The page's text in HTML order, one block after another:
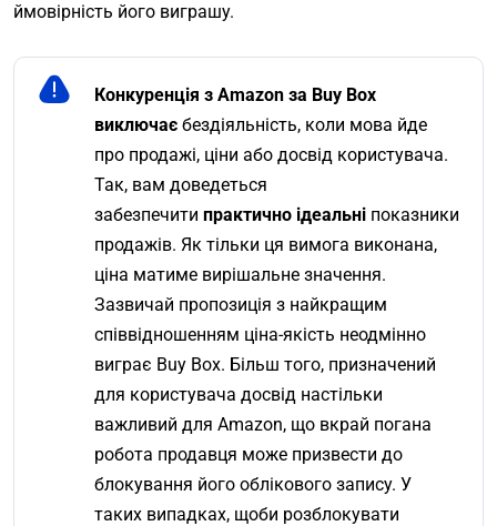
ймовірність його виграшу.
Конкуренція з Amazon за Buy Box
виключає бездіяльність, коли мова йде
про продажі, ціни або досвід користувача.
Так, вам доведеться
забезпечити практично ідеальні показники
продажів. Як тільки ця вимога виконана,
ціна матиме вирішальне значення.
Зазвичай пропозиція з найкращим
співвідношенням ціна-якість неодмінно
виграє Buy Box. Більш того, призначений
для користувача досвід настільки
важливий для Amazon, що вкрай погана
робота продавця може призвести до
блокування його облікового запису. У
таких випадках, щоби розблокувати